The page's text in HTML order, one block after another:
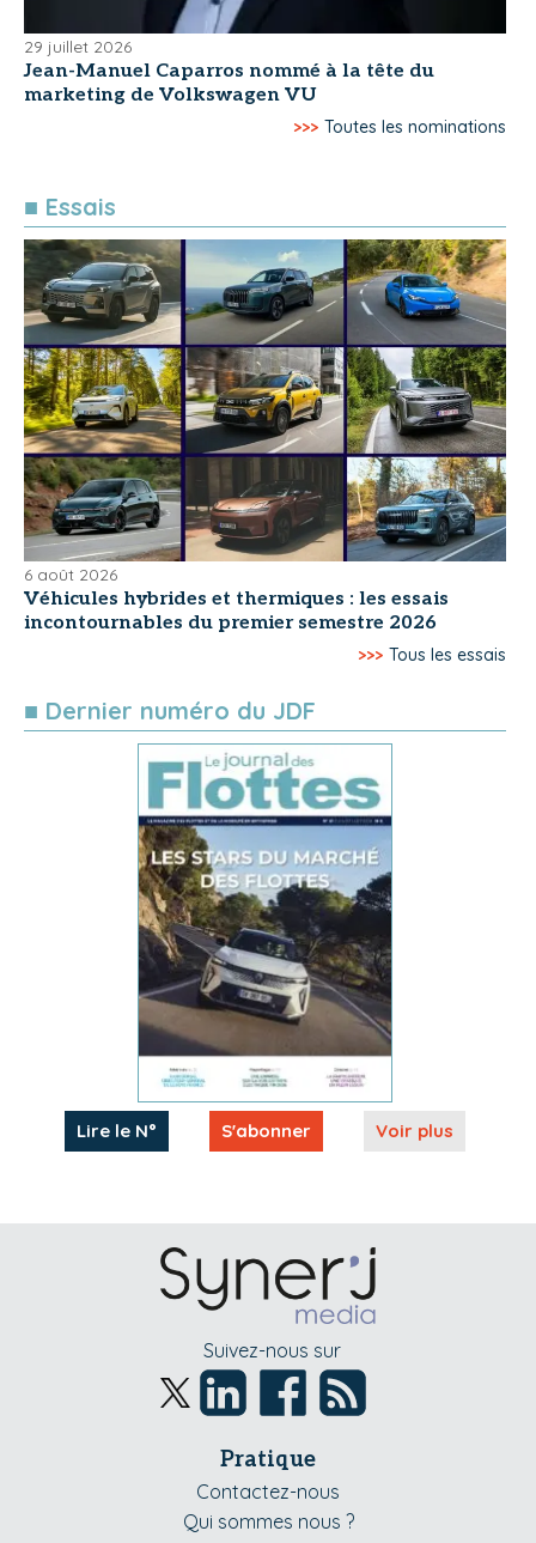
29 juillet 2026
Jean-Manuel Caparros nommé à la tête du
marketing de Volkswagen VU
>>> Toutes les nominations
■ Essais
6 août 2026
Véhicules hybrides et thermiques : les essais
incontournables du premier semestre 2026
>>> Tous les essais
■ Dernier numéro du JDF
Lire le N° S'abonner Voir plus
Suivez-nous sur
Pratique
Contactez-nous
Qui sommes nous ?